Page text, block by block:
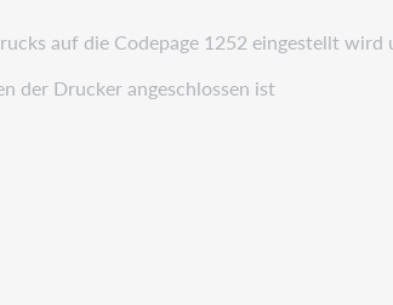
auf die Codepage 1252 eingestellt wird
der Drucker angeschlossen ist